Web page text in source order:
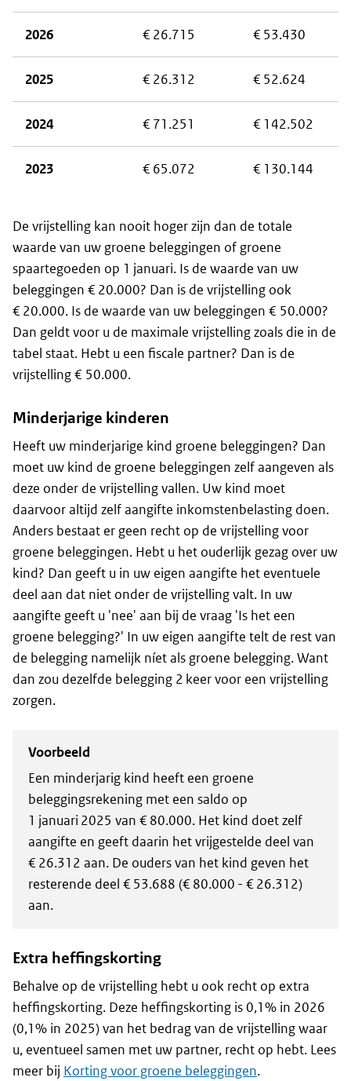
2026 € 26.715 € 53.430
2025 € 26.312 € 52.624
2024 € 71.251 € 142.502
2023 € 65.072 € 130.144
De vrijstelling kan nooit hoger zijn dan de totale
waarde van uw groene beleggingen of groene
spaartegoeden op 1 januari. Is de waarde van uw
beleggingen € 20.000? Dan is de vrijstelling ook
€ 20.000. Is de waarde van uw beleggingen € 50.000?
Dan geldt voor u de maximale vrijstelling zoals die in de
tabel staat. Hebt u een fiscale partner? Dan is de
vrijstelling € 50.000.
Minderjarige kinderen
Heeft uw minderjarige kind groene beleggingen? Dan
moet uw kind de groene beleggingen zelf aangeven als
deze onder de vrijstelling vallen. Uw kind moet
daarvoor altijd zelf aangifte inkomstenbelasting doen.
Anders bestaat er geen recht op de vrijstelling voor
groene beleggingen. Hebt u het ouderlijk gezag over uw
kind? Dan geeft u in uw eigen aangifte het eventuele
deel aan dat niet onder de vrijstelling valt. In uw
aangifte geeft u 'nee' aan bij de vraag 'Is het een
groene belegging?' In uw eigen aangifte telt de rest van
de belegging namelijk níet als groene belegging. Want
dan zou dezelfde belegging 2 keer voor een vrijstelling
zorgen.
Voorbeeld
Een minderjarig kind heeft een groene
beleggingsrekening met een saldo op
1 januari 2025 van € 80.000. Het kind doet zelf
aangifte en geeft daarin het vrijgestelde deel van
€ 26.312 aan. De ouders van het kind geven het
resterende deel € 53.688 (€ 80.000 - € 26.312)
aan.
Extra heffingskorting
Behalve op de vrijstelling hebt u ook recht op extra
heffingskorting. Deze heffingskorting is 0,1% in 2026
(0,1% in 2025) van het bedrag van de vrijstelling waar
u, eventueel samen met uw partner, recht op hebt. Lees
meer bij Korting voor groene beleggingen.